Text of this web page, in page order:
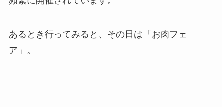
あるとき行ってみると、その日は「お肉フェ
ア」。